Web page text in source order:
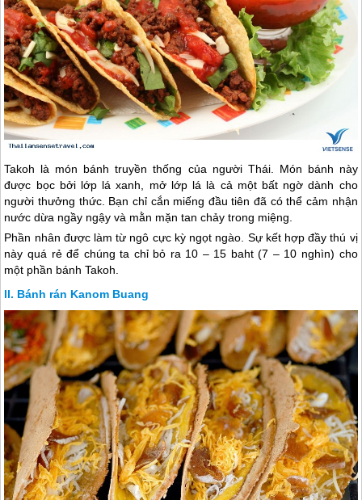
Takoh là món bánh truyền thống của người Thái. Món bánh này
được bọc bởi lớp lá xanh, mở lớp lá là cả một bất ngờ dành cho
người thưởng thức. Bạn chỉ cắn miếng đầu tiên đã có thể cảm nhận
nước dừa ngầy ngậy và mằn mặn tan chảy trong miệng.
Phần nhân được làm từ ngô cực kỳ ngọt ngào. Sự kết hợp đầy thú vị
này quá rẻ để chúng ta chỉ bỏ ra 10 – 15 baht (7 – 10 nghìn) cho
một phần bánh Takoh.
Bánh rán Kanom Buang